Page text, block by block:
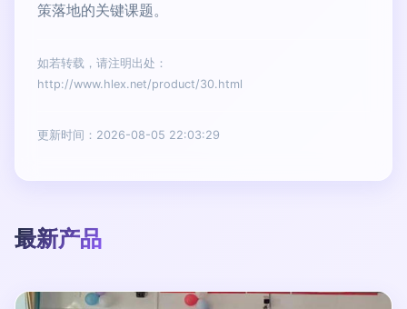
策落地的关键课题。
如若转载，请注明出处：
http://www.hlex.net/product/30.html
更新时间：2026-08-05 22:03:29
最新产品